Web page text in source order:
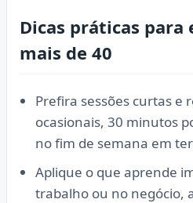
Dicas práticas para
mais de 40
Prefira sessões curtas e
ocasionais, 30 minutos
no fim de semana em
Aplique o que aprende
trabalho ou no negócio,